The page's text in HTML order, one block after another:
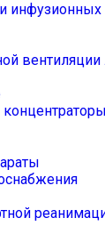
инфузионных
вентиляции